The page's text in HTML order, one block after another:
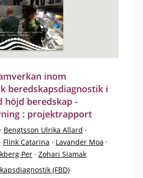
inom
beredskapsdiagnostik i
höjd beredskap -
: projektrapport
· Bengtsson Ulrika Allard ·
· Flink Catarina · Lavander Moa ·
Per · Zohari Siamak
(FBD)